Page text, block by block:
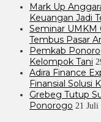
Mark Up
Keuangan Jadi
Seminar UMKM
Tembus Pasar
Pemkab
Kelompok Tani
Adira Finance
Finansial Solusi
Grebeg Tutup
Ponorogo 21 Juli